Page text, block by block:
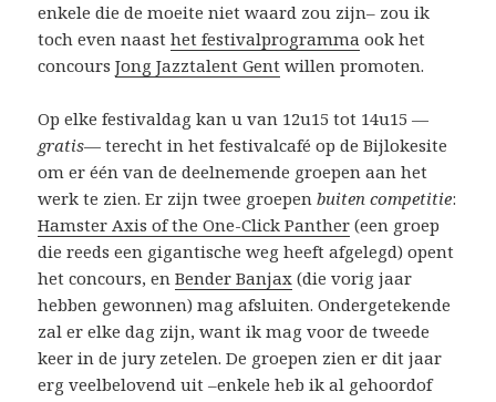
enkele die de moeite niet waard zou zijn– zou ik
toch even naasthet festivalprogramma ook het
concoursJong Jazztalent Gent willen promoten.
Op elke festivaldag kan u van 12u15 tot 14u15 —
gratis— terecht in het festivalcafé op de Bijlokesite
om er één van de deelnemende groepen aan het
werk te zien. Er zijn twee groepenbuiten competitie:
Hamster Axis of the One-Click Panther (een groep
die reeds een gigantische weg heeft afgelegd) opent
het concours, enBender Banjax (die vorig jaar
hebben gewonnen) mag afsluiten. Ondergetekende
zal er elke dag zijn, want ik mag voor de tweede
keer in de jury zetelen. De groepen zien er dit jaar
erg veelbelovend uit –enkele heb ik al gehoordof